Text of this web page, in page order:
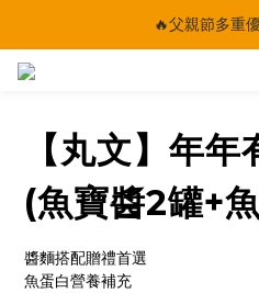
🔥父親節多重
🔥父親節多重
🔥父親節多重
【丸文】年
(魚寶醬2罐+
醬麵搭配贈禮首選
魚蛋白營養補充